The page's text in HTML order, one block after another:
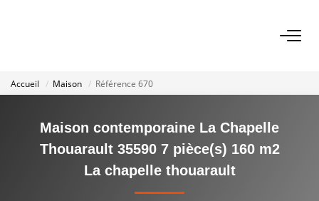
Biens Vendus
LOCATIONS
Accueil Maison Référence 670
Maison contemporaine La Chapelle
Thouarault 35590 7 pièce(s) 160 m2
La chapelle thouarault